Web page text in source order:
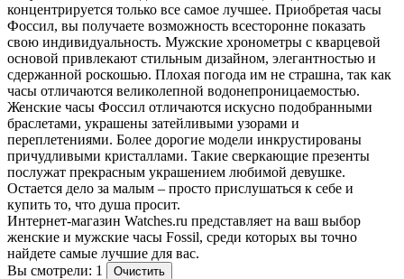
концентрируется только все самое лучшее. Приобретая часы
Фоссил, вы получаете возможность всесторонне показать
свою индивидуальность. Мужские хронометры с кварцевой
основой привлекают стильным дизайном, элегантностью и
сдержанной роскошью. Плохая погода им не страшна, так как
часы отличаются великолепной водонепроницаемостью.
Женские часы Фоссил отличаются искусно подобранными
браслетами, украшены затейливыми узорами и
переплетениями. Более дорогие модели инкрустированы
причудливыми кристаллами. Такие сверкающие презенты
послужат прекрасным украшением любимой девушке.
Остается дело за малым – просто прислушаться к себе и
купить то, что душа просит.
Интернет-магазин Watches.ru представляет на ваш выбор
женские и мужские часы Fossil, среди которых вы точно
найдете самые лучшие для вас.
Вы смотрели: 1
Очистить